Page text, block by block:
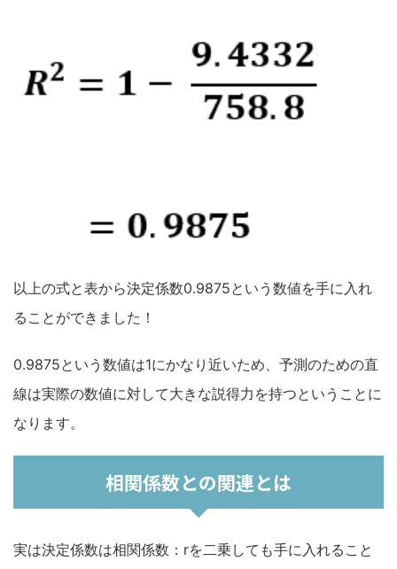
以上の式と表から決定係数0.9875という数値を手に入れ
ることができました！
0.9875という数値は1にかなり近いため、予測のための直
線は実際の数値に対して大きな説得力を持つということに
なります。
相関係数との関連とは
実は決定係数は相関係数：rを二乗しても手に入れること